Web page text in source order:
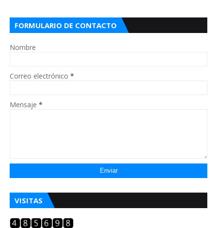
FORMULARIO DE CONTACTO
Nombre
Correo electrónico *
Mensaje *
VISITAS